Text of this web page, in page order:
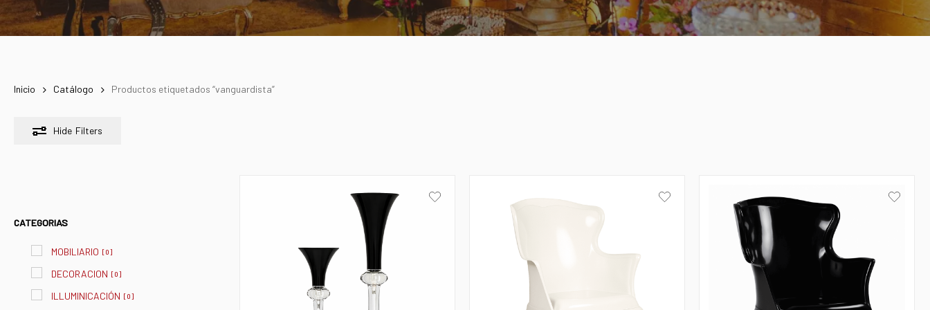
Inicio Catálogo Productos etiquetados “vanguardista”
Hide Filters
CATEGORIAS
MOBILIARIO [0]
DECORACION [0]
ILLUMINICACIÓN [0]